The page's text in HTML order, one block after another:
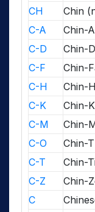
CH
Chin
C-A
Chin-
C-D
Chin-
C-F
Chin-
C-H
Chin-
C-K
Chin-
C-M
Chin-
C-O
Chin-
C-T
Chin-
C-Z
Chin-
C